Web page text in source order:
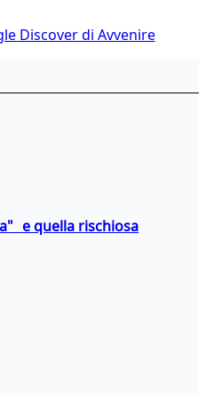
Discover di Avvenire
e quella rischiosa